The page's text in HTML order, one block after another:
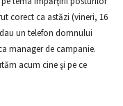
corect ca astăzi (vineri, 16
un telefon domnului
manager de campanie.
acum cine şi pe ce